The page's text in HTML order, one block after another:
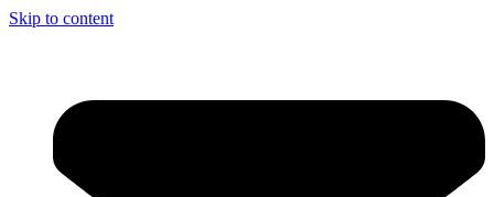
Skip to content